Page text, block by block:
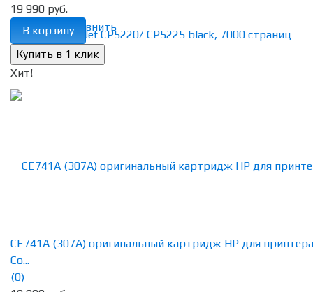
избранное сравнить
19 990 руб.
В корзину
Хит!
CE741A (307A) оригинальный картридж HP для
Co...
(0)